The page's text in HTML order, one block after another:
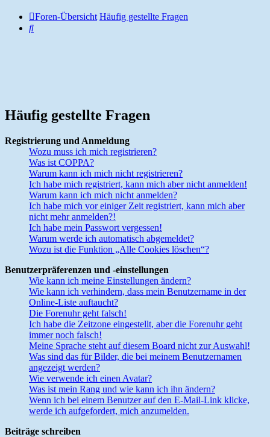
Foren-Übersicht Häufig gestellte Fragen
Suche
Häufig gestellte Fragen
Registrierung und Anmeldung
Wozu muss ich mich registrieren?
Was ist COPPA?
Warum kann ich mich nicht registrieren?
Ich habe mich registriert, kann mich aber nicht anmelden!
Warum kann ich mich nicht anmelden?
Ich habe mich vor einiger Zeit registriert, kann mich aber
nicht mehr anmelden?!
Ich habe mein Passwort vergessen!
Warum werde ich automatisch abgemeldet?
Wozu ist die Funktion „Alle Cookies löschen“?
Benutzerpräferenzen und -einstellungen
Wie kann ich meine Einstellungen ändern?
Wie kann ich verhindern, dass mein Benutzername in der
Online-Liste auftaucht?
Die Forenuhr geht falsch!
Ich habe die Zeitzone eingestellt, aber die Forenuhr geht
immer noch falsch!
Meine Sprache steht auf diesem Board nicht zur Auswahl!
Was sind das für Bilder, die bei meinem Benutzernamen
angezeigt werden?
Wie verwende ich einen Avatar?
Was ist mein Rang und wie kann ich ihn ändern?
Wenn ich bei einem Benutzer auf den E-Mail-Link klicke,
werde ich aufgefordert, mich anzumelden.
Beiträge schreiben